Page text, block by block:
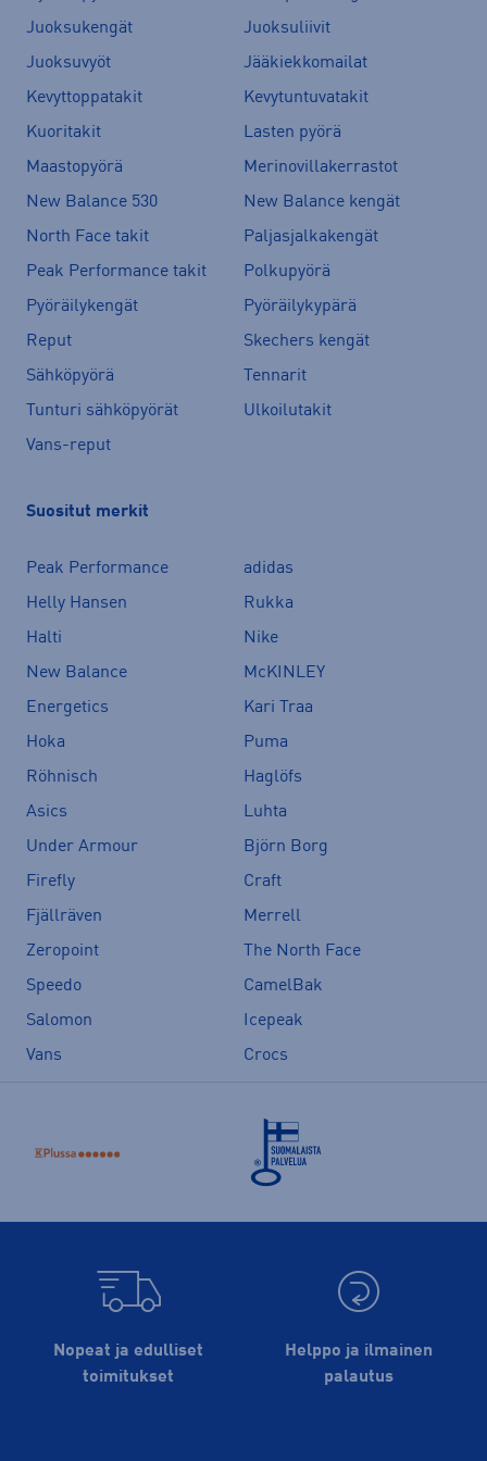
Juoksukengät
Juoksuliivit
Juoksuvyöt
Jääkiekkomailat
Kevyttoppatakit
Kevytuntuvatakit
Kuoritakit
Lasten pyörä
Maastopyörä
Merinovillakerrastot
New Balance 530
New Balance kengät
North Face takit
Paljasjalkakengät
Peak Performance takit
Polkupyörä
Pyöräilykengät
Pyöräilykypärä
Reput
Skechers kengät
Sähköpyörä
Tennarit
Tunturi sähköpyörät
Ulkoilutakit
Vans-reput
Suositut merkit
Peak Performance
adidas
Helly Hansen
Rukka
Halti
Nike
New Balance
McKINLEY
Energetics
Kari Traa
Hoka
Puma
Röhnisch
Haglöfs
Asics
Luhta
Under Armour
Björn Borg
Firefly
Craft
Fjällräven
Merrell
Zeropoint
The North Face
Speedo
CamelBak
Salomon
Icepeak
Vans
Crocs
Nopeat ja edulliset
toimitukset
Helppo ja ilmainen
palautus